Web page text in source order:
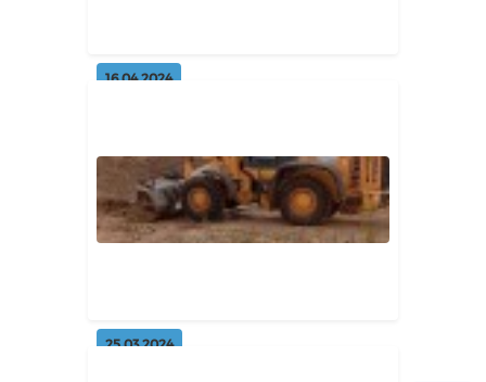
16.04.2024
Vacine seu rebanho
25.03.2024